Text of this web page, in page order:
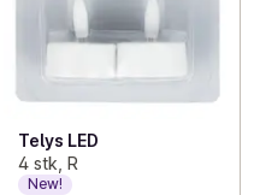
Telys LED
4 stk, R
New!